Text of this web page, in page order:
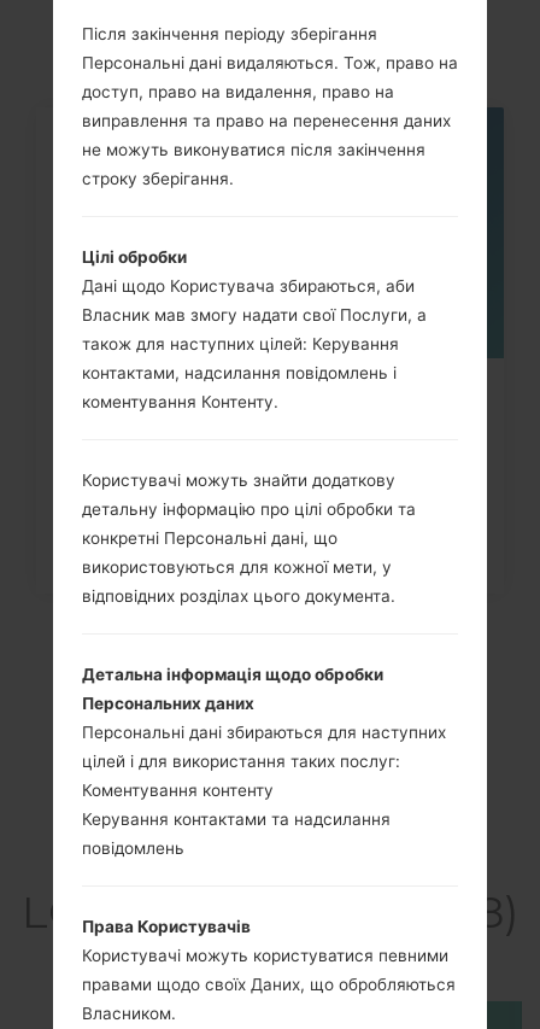
akaLG L70
Як видалити усі дані з телефону
LGD320G8(LGD320G8)
akaLG L70
Після закінчення періоду зберігання
Персональні дані видаляються. Тож, право на
доступ, право на видалення, право на
виправлення та право на перенесення даних
не можуть виконуватися після закінчення
строку зберігання.
Цілі обробки
Дані щодо Користувача збираються, аби
Власник мав змогу надати свої Послуги, а
також для наступних цілей: Керування
контактами, надсилання повідомлень і
коментування Контенту.
Користувачі можуть знайти додаткову
детальну інформацію про цілі обробки та
конкретні Персональні дані, що
використовуються для кожної мети, у
відповідних розділах цього документа.
Детальна інформація щодо обробки
Персональних даних
Персональні дані збираються для наступних
цілей і для використання таких послуг:
Коментування контенту
Керування контактами та надсилання
повідомлень
Права Користувачів
Користувачі можуть користуватися певними
правами щодо своїх Даних, що обробляються
Власником.